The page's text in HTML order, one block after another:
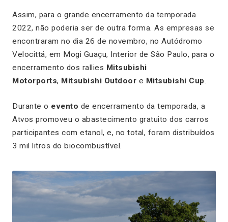
Assim, para o grande encerramento da temporada
2022, não poderia ser de outra forma. As empresas se
encontraram no dia 26 de novembro, no Autódromo
Velocittá, em Mogi Guaçu, Interior de São Paulo, para o
encerramento dos rallies Mitsubishi
Motorports, Mitsubishi Outdoor e Mitsubishi Cup.
Durante o evento de encerramento da temporada, a
Atvos promoveu o abastecimento gratuito dos carros
participantes com etanol, e, no total, foram distribuídos
3 mil litros do biocombustível.